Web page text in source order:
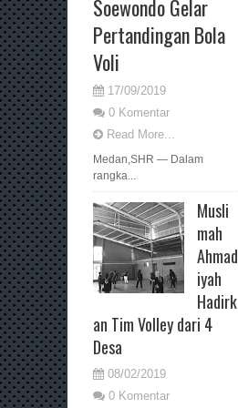
Soewondo Gelar
Pertandingan Bola
Voli
17/09/2019
0 Komentar
Read More...
Medan,SHR — Dalam
rangka...
Musli
mah
Ahmad
iyah
Hadirk
an Tim Volley dari 4
Desa
08/02/2019
0 Komentar